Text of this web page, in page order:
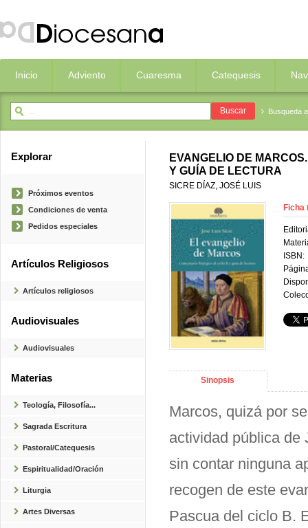
Inicio Adviento Cuaresma Catequesis
Busqueda
Explorar
Próximos eventos
Condiciones de venta
Pedidos especiales
Artículos Religiosos
Artículos religiosos
Audiovisuales
Audiovisuales
Materias
Teología, Filosofía...
Sagrada Escritura
Pastoral/Catequesis
Espiritualidad/Oración
Liturgia
Artes Diversas
EVANGELIO DE
Y GUÍA DE LECTURA
SICRE DÍAZ, JOSÉ LUIS
Ficha
ISBN:
Sinopsis
Marcos, quizá por
actividad pública de
sin contar ninguna
recogen de este
Pascua del ciclo B.